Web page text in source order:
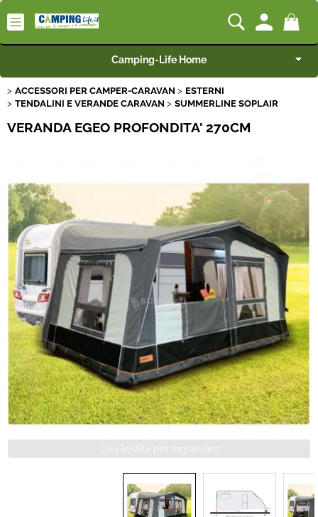
Camping-Life Home
Articoli per Camper e Caravan
Articoli per Furgonati e Van
Campeggio e Giardino
BEST SELLER
Rimorchi
Nautica
Offerte Del mese
Fineserie e Occasioni
Convenzioni
La nostra Officina
Veicoli Pronta consegna
ACCESSORI PER CAMPER-CARAVAN
ESTERNI
TENDALINI E VERANDE CARAVAN
SUMMERLINE SOPLAIR
VERANDA EGEO PROFONDITA' 270CM